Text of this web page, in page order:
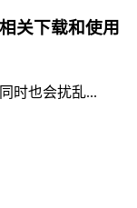
关下载和使用
时也会扰乱...